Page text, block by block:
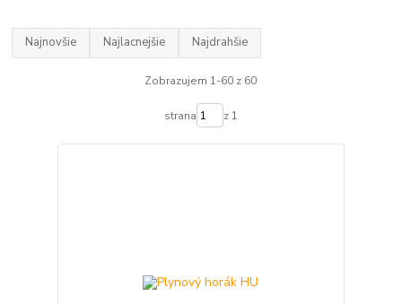
Najnovšie Najlacnejšie Najdrahšie
Zobrazujem 1-60 z 60
strana z 1